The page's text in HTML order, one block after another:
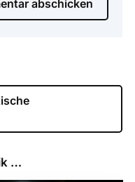
abschicken
…